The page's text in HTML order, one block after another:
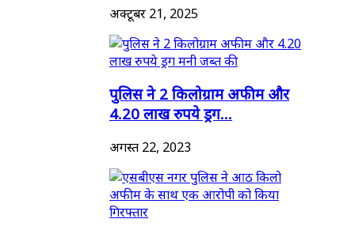
अक्टूबर 21, 2025
पुलिस ने 2 किलोग्राम अफीम और
4.20 लाख रुपये ड्रग...
अगस्त 22, 2023